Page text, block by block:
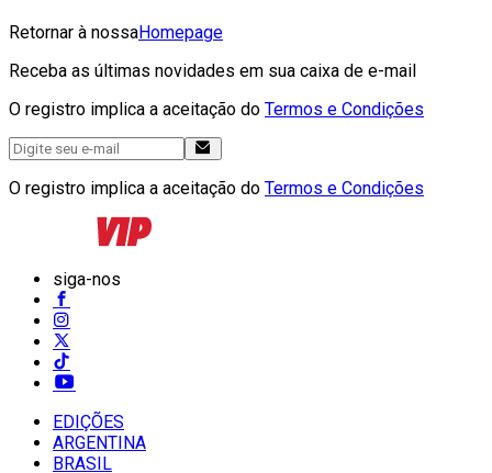
Retornar à nossaHomepage
Receba as últimas novidades em sua caixa de e-mail
O registro implica a aceitação do Termos e Condições
O registro implica a aceitação do Termos e Condições
siga-nos
EDIÇÕES
ARGENTINA
BRASIL